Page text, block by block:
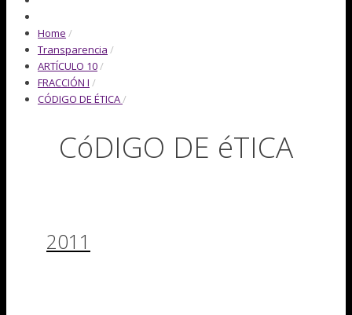
Home /
Transparencia /
ARTÍCULO 10/
FRACCIÓN I /
CÓDIGO DE ÉTICA/
CóDIGO DE éTICA
2011